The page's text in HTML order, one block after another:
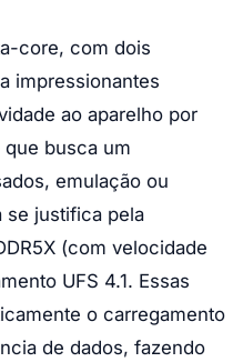
core, com dois
impressionantes
ao aparelho por
que busca um
emulação ou
se justifica pela
(com velocidade
UFS 4.1. Essas
o carregamento
de dados, fazendo